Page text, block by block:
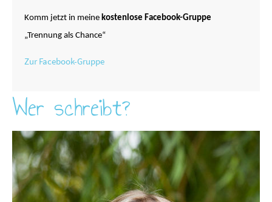
Komm jetzt in meinekostenlose Facebook-Gruppe
„Trennung als Chance“
Zur Facebook-Gruppe
Wer schreibt?